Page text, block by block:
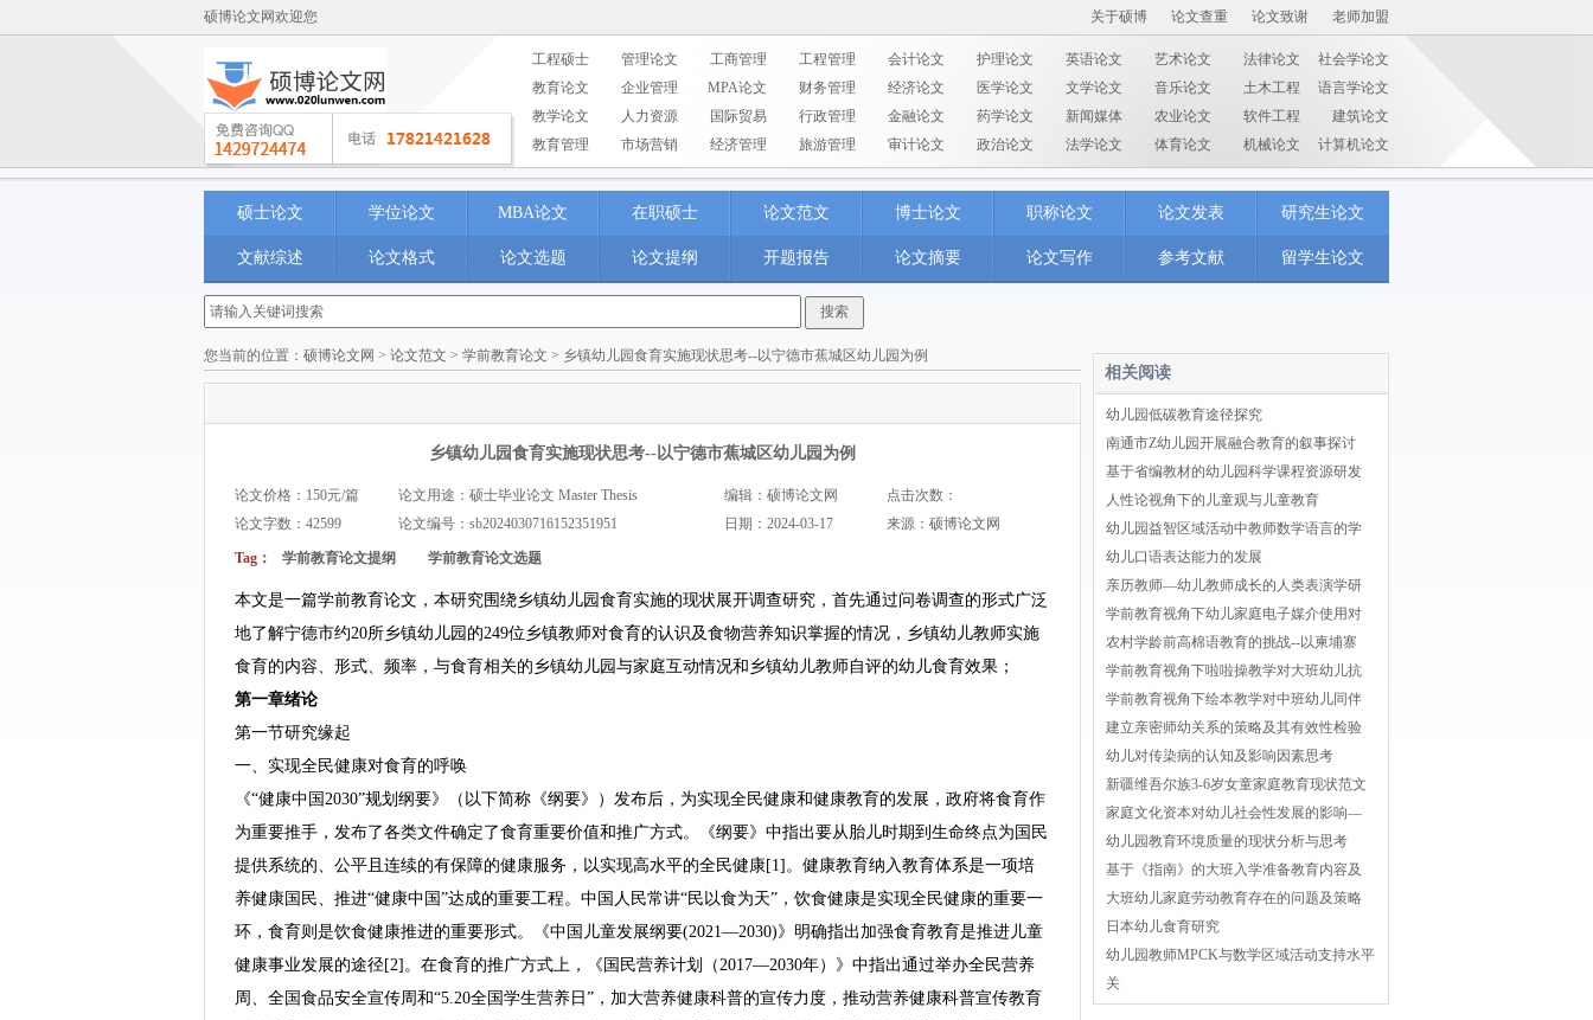
硕博论文网欢迎您 关于硕博 论文查重 论文致谢 老师加盟
工程硕士 管理论文 工商管理 工程管理 会计论文 护理论文 英语论文 艺术论文 法律论文
社会学论文
教育论文
企业管理 MPA论文 财务管理 经济论文 医学论文 文学论文 音乐论文 土木工程
语言学论文
教学论文
人力资源 国际贸易 行政管理 金融论文 药学论文 新闻媒体 农业论文 软件工程
建筑论文
教育管理
市场营销 经济管理 旅游管理 审计论文 政治论文 法学论文 体育论文 机械论文 计算机论文
硕士论文 学位论文 MBA论文 在职硕士 论文范文 博士论文 职称论文 论文发表 研究生论文
文献综述 论文格式 论文选题 论文提纲 开题报告 论文摘要 论文写作 参考文献 留学生论文
您当前的位置： 硕博论文网 > 论文范文 > 学前教育论文 > 乡镇幼儿园食育实施现状思考--以宁德市蕉城区幼儿园为例
乡镇幼儿园食育实施现状思考--以宁德市蕉城区幼儿园为例
论文价格：150元/篇 论文用途：硕士毕业论文 Master Thesis 编辑：硕博论文网
点击次数：
论文字数：42599
论文编号： sb2024030716152351951 日期：2024-03-17 来源：硕博论文网
Tag： 学前教育论文提纲 学前教育论文选题
本文是一篇学前教育论文，本研究围绕乡镇幼儿园食育实施的现状展开调查研究，首先通过问卷调查的形式广泛
地了解宁德市约20所乡镇幼儿园的249位乡镇教师对食育的认识及食物营养知识掌握的情况，乡镇幼儿教师实施
食育的内容、形式、频率，与食育相关的乡镇幼儿园与家庭互动情况和乡镇幼儿教师自评的幼儿食育效果；
第一章绪论
第一节研究缘起
一、实现全民健康对食育的呼唤
《“健康中国2030”规划纲要》（以下简称《纲要》）发布后，为实现全民健康和健康教育的发展，政府将食育作
为重要推手，发布了各类文件确定了食育重要价值和推广方式。《纲要》中指出要从胎儿时期到生命终点为国民
提供系统的、公平且连续的有保障的健康服务，以实现高水平的全民健康[1]。健康教育纳入教育体系是一项培
养健康国民、推进“健康中国”达成的重要工程。中国人民常讲“民以食为天”，饮食健康是实现全民健康的重要一
环，食育则是饮食健康推进的重要形式。《中国儿童发展纲要(2021—2030)》明确指出加强食育教育是推进儿童
健康事业发展的途径[2]。在食育的推广方式上，《国民营养计划（2017—2030年）》中指出通过举办全民营养
周、全国食品安全宣传周和“5.20全国学生营养日”，加大营养健康科普的宣传力度，推动营养健康科普宣传教育
相关阅读
幼儿园低碳教育途径探究
南通市Z幼儿园开展融合教育的叙事探讨
基于省编教材的幼儿园科学课程资源研发
人性论视角下的儿童观与儿童教育
幼儿园益智区域活动中教师数学语言的学
幼儿口语表达能力的发展
亲历教师—幼儿教师成长的人类表演学研
学前教育视角下幼儿家庭电子媒介使用对
农村学龄前高棉语教育的挑战--以柬埔寨
学前教育视角下啦啦操教学对大班幼儿抗
学前教育视角下绘本教学对中班幼儿同伴
建立亲密师幼关系的策略及其有效性检验
幼儿对传染病的认知及影响因素思考
新疆维吾尔族3-6岁女童家庭教育现状范文
家庭文化资本对幼儿社会性发展的影响—
幼儿园教育环境质量的现状分析与思考
基于《指南》的大班入学准备教育内容及
大班幼儿家庭劳动教育存在的问题及策略
日本幼儿食育研究
幼儿园教师MPCK与数学区域活动支持水平
关